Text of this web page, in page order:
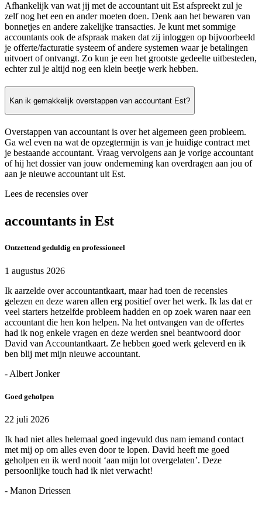
Afhankelijk van wat jij met de accountant uit Est afspreekt zul je
zelf nog het een en ander moeten doen. Denk aan het bewaren van
bonnetjes en andere zakelijke transacties. Je kunt met sommige
accountants ook de afspraak maken dat zij inloggen op bijvoorbeeld
je offerte/facturatie systeem of andere systemen waar je betalingen
uitvoert of ontvangt. Zo kun je een het grootste gedeelte uitbesteden,
echter zul je altijd nog een klein beetje werk hebben.
Kan ik gemakkelijk overstappen van accountant Est?
Overstappen van accountant is over het algemeen geen probleem.
Ga wel even na wat de opzegtermijn is van je huidige contract met
je bestaande accountant. Vraag vervolgens aan je vorige accountant
of hij het dossier van jouw onderneming kan overdragen aan jou of
aan je nieuwe accountant uit Est.
Lees de recensies over
accountants in Est
Ontzettend geduldig en professioneel
1 augustus 2026
Ik aarzelde over accountantkaart, maar had toen de recensies
gelezen en deze waren allen erg positief over het werk. Ik las dat er
veel starters hetzelfde probleem hadden en op zoek waren naar een
accountant die hen kon helpen. Na het ontvangen van de offertes
had ik nog enkele vragen en deze werden snel beantwoord door
David van Accountantkaart. Ze hebben goed werk geleverd en ik
ben blij met mijn nieuwe accountant.
- Albert Jonker
Goed geholpen
22 juli 2026
Ik had niet alles helemaal goed ingevuld dus nam iemand contact
met mij op om alles even door te lopen. David heeft me goed
geholpen en ik werd nooit ‘aan mijn lot overgelaten’. Deze
persoonlijke touch had ik niet verwacht!
- Manon Driessen